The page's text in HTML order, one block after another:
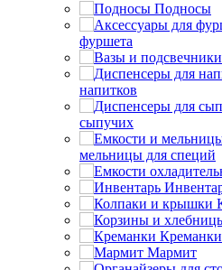
Подносы
фуршета
напитков
сыпучих
мельницы для специй
Креманки
Мармит